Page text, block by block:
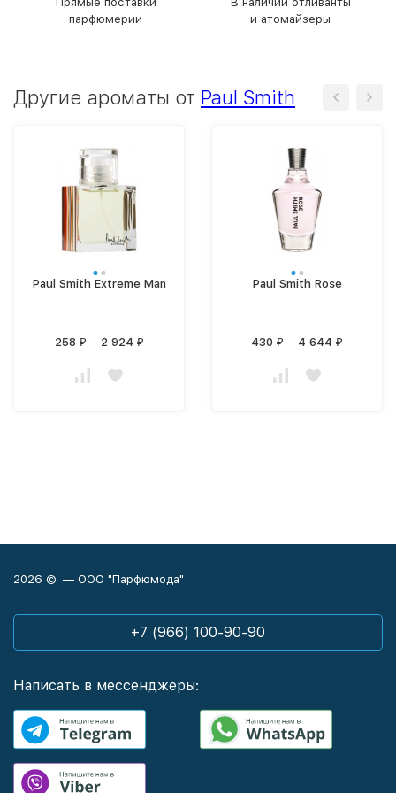
парфюмерии
и атомайзеры
Другие ароматы от Paul Smith
Paul Smith Extreme Man
258 ₽ - 2 924 ₽
Paul Smith Rose
430 ₽ - 4 644 ₽
2026 © — ООО "Парфюмода"
+7 (966) 100-90-90
Написать в мессенджеры: